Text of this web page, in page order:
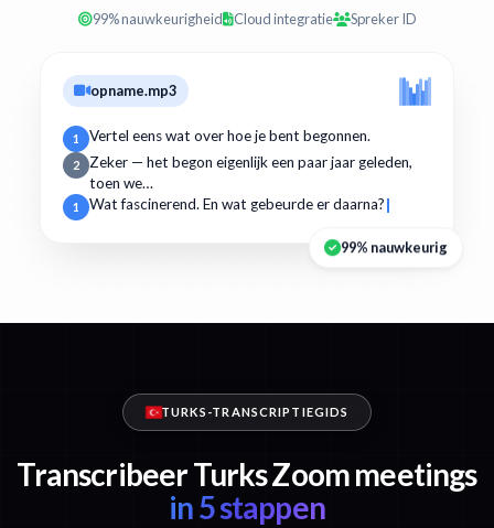
99% nauwkeurigheid Cloud integratie Spreker ID
opname.mp3
1 Vertel eens wat over hoe je bent begonnen.
2
Zeker — het begon eigenlijk een paar jaar geleden,
toen we…
1 Wat fascinerend. En wat gebeurde er daarna?
99% nauwkeurig
TURKS-TRANSCRIPTIEGIDS
Transcribeer Turks Zoom meetings
in 5 stappen